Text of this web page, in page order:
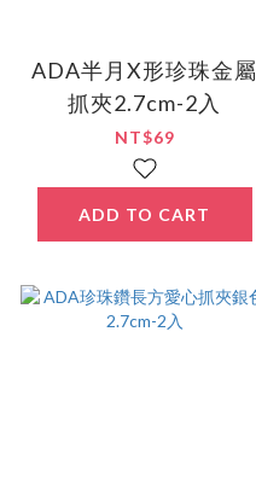
ADA半月X形珍珠金屬
抓夾2.7cm-2入
NT$69
ADD TO CART